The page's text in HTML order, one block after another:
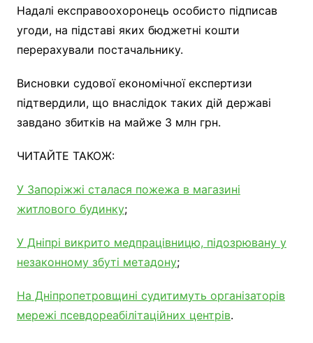
Надалі експравоохоронець особисто підписав
угоди, на підставі яких бюджетні кошти
перерахували постачальнику.
Висновки судової економічної експертизи
підтвердили, що внаслідок таких дій державі
завдано збитків на майже 3 млн грн.
ЧИТАЙТЕ ТАКОЖ:
У Запоріжжі сталася пожежа в магазині
житлового будинку;
У Дніпрі викрито медпрацівницю, підозрювану у
незаконному збуті метадону;
На Дніпропетровщині судитимуть організаторів
мережі псевдореабілітаційних центрів.